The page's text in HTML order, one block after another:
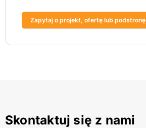
Zapytaj o projekt, ofertę lub podstronę
Skontaktuj się z nami